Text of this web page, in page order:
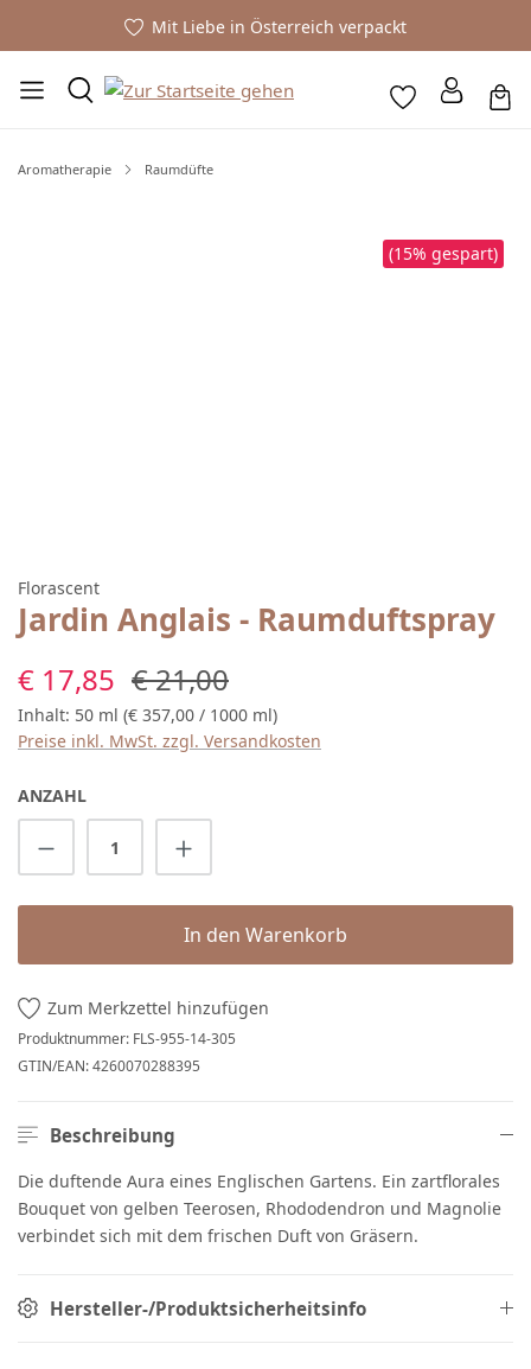
Mit Liebe in Österreich verpackt
Aromatherapie Raumdüfte
(15% gespart)
Florascent
Jardin Anglais - Raumduftspray
Verkaufspreis:
€ 17,85 Regulärer Preis:
€ 21,00
Inhalt: 50 ml (€ 357,00 / 1000 ml)
Preise inkl. MwSt. zzgl. Versandkosten
ANZAHL
Produkt Anzahl: Gib den gewünschten
In den Warenkorb
Zum Merkzettel hinzufügen
Produktnummer: FLS-955-14-305
GTIN/EAN:4260070288395
Beschreibung
Die duftende Aura eines Englischen Gartens. Ein zartflorales
Bouquet von gelben Teerosen, Rhododendron und Magnolie
verbindet sich mit dem frischen Duft von Gräsern.
Hersteller-/Produktsicherheitsinfo